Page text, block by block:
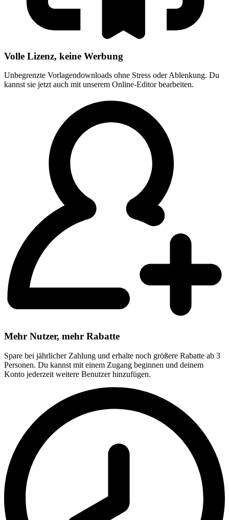
Volle Lizenz, keine Werbung
Unbegrenzte Vorlagendownloads ohne Stress oder Ablenkung. Du
kannst sie jetzt auch mit unserem Online-Editor bearbeiten.
Mehr Nutzer, mehr Rabatte
Spare bei jährlicher Zahlung und erhalte noch größere Rabatte ab 3
Personen. Du kannst mit einem Zugang beginnen und deinem
Konto jederzeit weitere Benutzer hinzufügen.